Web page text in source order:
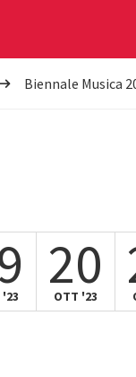
Biennale Musica
20
OTT '23